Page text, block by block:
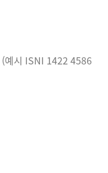
예시 ISNI 1422 4586